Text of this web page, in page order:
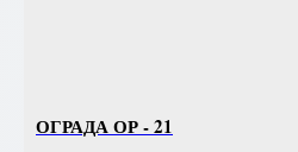
ОГРАДА ОР - 21